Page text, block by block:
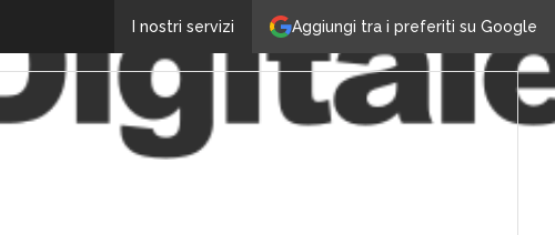
Aggiungi tra i preferiti su Google
I nostri servizi